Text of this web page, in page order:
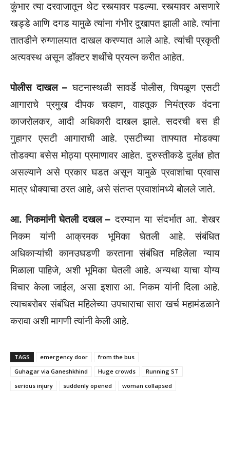
कुंभार त्या दरवाजातून थेट रस्त्यावर पडल्या. रस्त्यावर असणारे
खड्डे आणि दगड यामुळे त्यांना गंभीर दुखापत झाली आहे. त्यांना
तातडीने रुग्णालयात दाखल करण्यात आले आहे. त्यांची प्रकृती
अत्यवस्थ असून डॉक्टर शर्थीचे प्रयत्न करीत आहेत.
पोलीस दाखल – घटनास्थळी सावर्डे पोलीस, चिपळूण एसटी
आगाराचे प्रमुख दीपक चव्हाण, वाहतूक नियंत्रक वंदना
काजरोलकर, आदी अधिकारी दाखल झाले. सदरची बस ही
गुहागर एसटी आगाराची आहे. एसटीच्या ताफ्यात मोडक्या
तोडक्या बसेस मोठ्या प्रमाणावर आहेत. दुरुस्तीकडे दुर्लक्ष होत
असल्याने असे प्रकार घडत असून यामुळे प्रवाशांचा प्रवास
मात्र धोक्याचा ठरत आहे, असे संतप्त प्रवाशांमध्ये बोलले जाते.
आ. निकमांनी घेतली दखल – दरम्यान या संदर्भात आ. शेखर
निकम यांनी आक्रमक भूमिका घेतली आहे. संबंधित
अधिकाऱ्यांची कानउघडणी करताना संबंधित महिलेला न्याय
मिळाला पाहिजे, अशी भूमिका घेतली आहे. अन्यथा याचा योग्य
विचार केला जाईल, असा इशारा आ. निकम यांनी दिला आहे.
त्याचबरोबर संबंधित महिलेच्या उपचाराचा सारा खर्च महामंडळाने
करावा अशी मागणी त्यांनी केली आहे.
TAGS emergency door
from the bus
Guhagar via Ganeshkhind
Huge crowds
Running ST
serious injury
suddenly opened woman collapsed